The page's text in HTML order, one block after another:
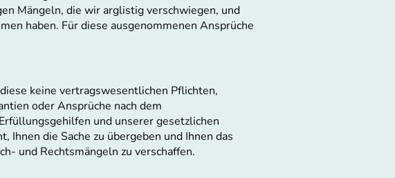
Mängeln, die wir arglistig verschwiegen, und
haben. Für diese ausgenommenen Ansprüche
keine vertragswesentlichen Pflichten,
oder Ansprüche nach dem
und unserer gesetzlichen
die Sache zu übergeben und Ihnen das
und Rechtsmängeln zu verschaffen.